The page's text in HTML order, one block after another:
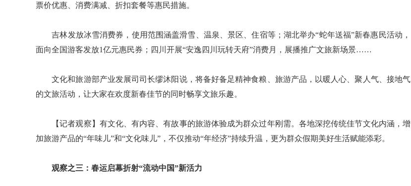
票价优惠、消费满减、折扣套餐等惠民措施。
吉林发放冰雪消费券，使用范围涵盖滑雪、温泉、景区、住宿等；湖北举办“蛇年送福”新春惠民活动，
面向全国游客发放1亿元惠民券；四川开展“安逸四川玩转天府”消费月，展播推广文旅新场景……
文化和旅游部产业发展司司长缪沐阳说，将备好备足精神食粮、旅游产品，以暖人心、聚人气、接地气
的文旅活动，让大家在欢度新春佳节的同时畅享文旅乐趣。
【记者观察】有文化、有内容、有故事的旅游体验成为群众过年刚需。各地深挖传统佳节文化内涵，增
加旅游产品的“年味儿”和“文化味儿”，不仅推动“年经济”持续升温，更为群众假期美好生活赋能添彩。
观察之三：春运启幕折射“流动中国”新活力